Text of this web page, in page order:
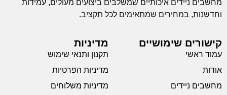
מחשבים ניידים איכותיים שמשלבים ביצועים מעולים, עמידות
וחדשנות, במחירים שמתאימים לכל תקציב.
קישורים שימושיים
עמוד ראשי
אודות
מחשבים ניידים
מדיניות
תקנון ותנאי שימוש
מדיניות הפרטיות
מדיניות משלוחים